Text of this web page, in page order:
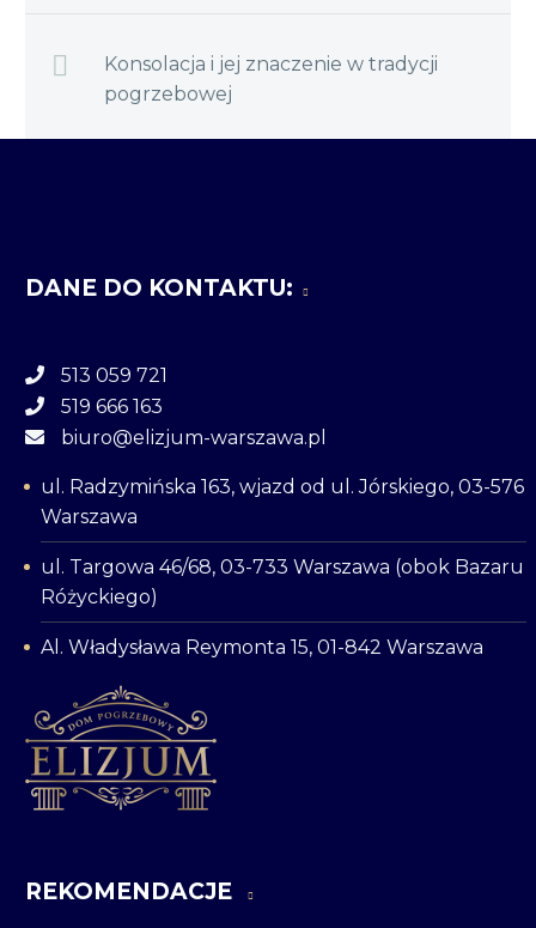
Konsolacja i jej znaczenie w tradycji
pogrzebowej
DANE DO KONTAKTU:
513 059 721
519 666 163
biuro@elizjum-warszawa.pl
ul. Radzymińska 163, wjazd od ul. Jórskiego, 03-576
Warszawa
ul. Targowa 46/68, 03-733 Warszawa (obok Bazaru
Różyckiego)
Al. Władysława Reymonta 15, 01-842 Warszawa
REKOMENDACJE